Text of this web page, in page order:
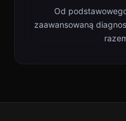
Od
zaawansowaną